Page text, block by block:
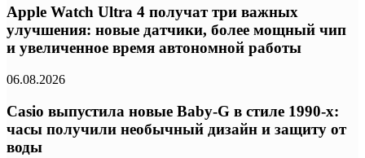
Apple Watch Ultra 4 получат три важных
улучшения: новые датчики, более мощный чип
и увеличенное время автономной работы
06.08.2026
Casio выпустила новые Baby-G в стиле 1990-х:
часы получили необычный дизайн и защиту от
воды